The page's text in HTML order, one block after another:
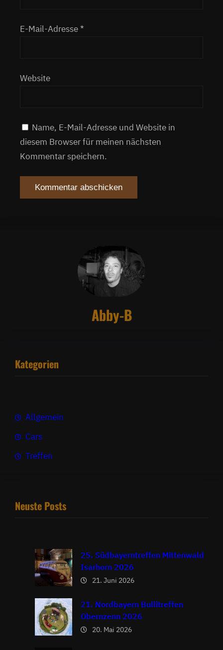
E-Mail-Adresse*
Website
Name, E-Mail-Adresse und Website in
diesem Browser für meinen nächsten
Kommentar speichern.
Abby-B
Kategorien
Allgemein
Cars
Treffen
Neuste Posts
25. Südbayerntreffen Mittenwald
Isarhorn 2026
21. Juni 2026
21. Nordbayern Bullitreffen
Obernzenn 2026
20. Mai 2026